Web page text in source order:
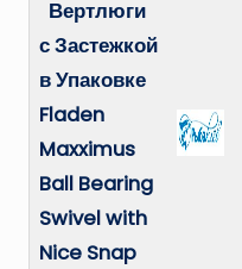
Вертлюги
с Застежкой
в Упаковке
Fladen
Maxximus
Ball Bearing
Swivel with
Nice Snap